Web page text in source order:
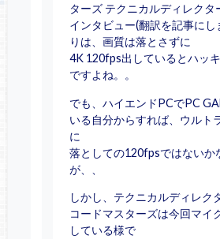
ターズ テクニカルディレクタ
インタビュー(翻訳を記事にし
りは、画質は落とさずに
4K 120fps出しているとハッ
ですよね。。
でも、ハイエンドPCでPC
いる自分からすれば、ウルト
に
落としての120fpsではないか
が、、
しかし、テクニカルディレク
コードマスターズは今回マイ
している様で